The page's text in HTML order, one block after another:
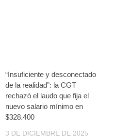
“Insuficiente y desconectado
de la realidad”: la CGT
rechazó el laudo que fija el
nuevo salario mínimo en
$328.400
3 DE DICIEMBRE DE 2025